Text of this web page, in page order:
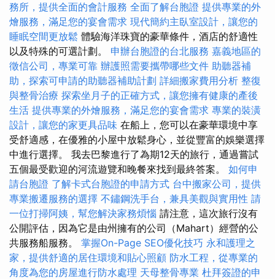
務所，提供全面的會計服務 全面了解台胞證 提供專業的外
燴服務，滿足您的宴會需求 現代簡約主臥室設計，讓您的
睡眠空間更放鬆 體驗海洋珠寶的豪華條件，酒店的舒適性
以及特殊的可選計劃。 申辦台胞證的台北服務 嘉義地區的
徵信公司，專業可靠 辦護照需要攜帶哪些文件 助聽器補
助，探索可申請的助聽器補助計劃 詳細搬家費用分析 整復
與整骨治療 探索坐月子的正確方式，讓您擁有健康的產後
生活 提供專業的外燴服務，滿足您的宴會需求 專業的裝潢
設計，讓您的家更具品味 在船上，您可以在豪華環境中享
受舒適感，在優雅的小屋中放鬆身心，並從豐富的娛樂選擇
中進行選擇。 我去巴黎進行了為期12天的旅行，通過嘗試
五個最受歡迎的河流遊覽和晚餐來找到最終答案。 如何申
請台胞證 了解卡式台胞證的申請方式 台中搬家公司，提供
專業搬遷服務的選擇 不鏽鋼洗手台，兼具美觀與實用性 請
一位打掃阿姨，幫您解決家務煩惱 請注意，這次旅行沒有
公開評估，因為它是由州擁有的公司（Mahart）經營的公
共服務船服務。 掌握On-Page SEO優化技巧 永和護理之
家，提供舒適的居住環境和貼心照顧 防水工程，從專業的
角度為您的房屋進行防水處理 天母整骨專業 杜拜簽證的申